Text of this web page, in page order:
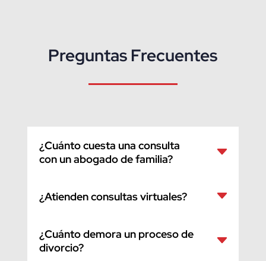
Preguntas Frecuentes
¿Cuánto cuesta una consulta
con un abogado de familia?
¿Atienden consultas virtuales?
¿Cuánto demora un proceso de
divorcio?